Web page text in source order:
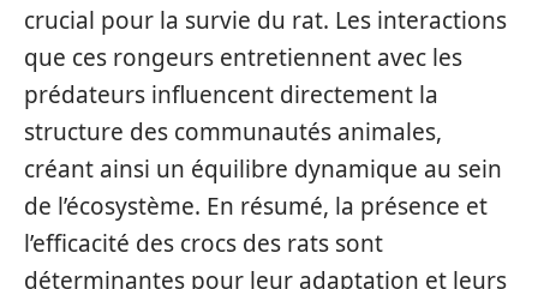
crucial pour la survie du rat. Les interactions
que ces rongeurs entretiennent avec les
prédateurs influencent directement la
structure des communautés animales,
créant ainsi un équilibre dynamique au sein
de l’écosystème. En résumé, la présence et
l’efficacité des crocs des rats sont
déterminantes pour leur adaptation et leurs